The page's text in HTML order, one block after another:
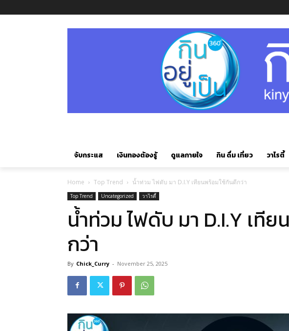
จับกระแส เงินทองต้องรู้ ดูแลกายใจ กิน ดื่ม เที่ยว วาไรตี้
Home Top Trend น้ำท่วม ไฟดับ มา D.I.Y เทียนพร้อมใช้กันดีกว่า
Top Trend Uncategorized วาไรตี้
น้ำท่วม ไฟดับ มา D.I.Y เที
กว่า
By Chick_Curry - November 25, 2025